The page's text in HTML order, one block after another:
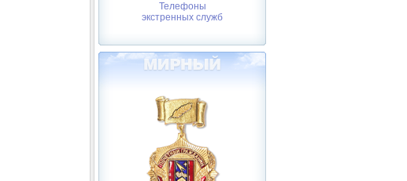
Телефоны
экстренных служб